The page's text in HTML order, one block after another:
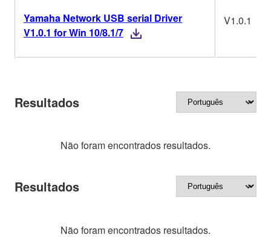
Yamaha Network USB serial Driver
V1.0.1 for Win 10/8.1/7
V1.0.1
Resultados
Não foram encontrados resultados.
Resultados
Não foram encontrados resultados.